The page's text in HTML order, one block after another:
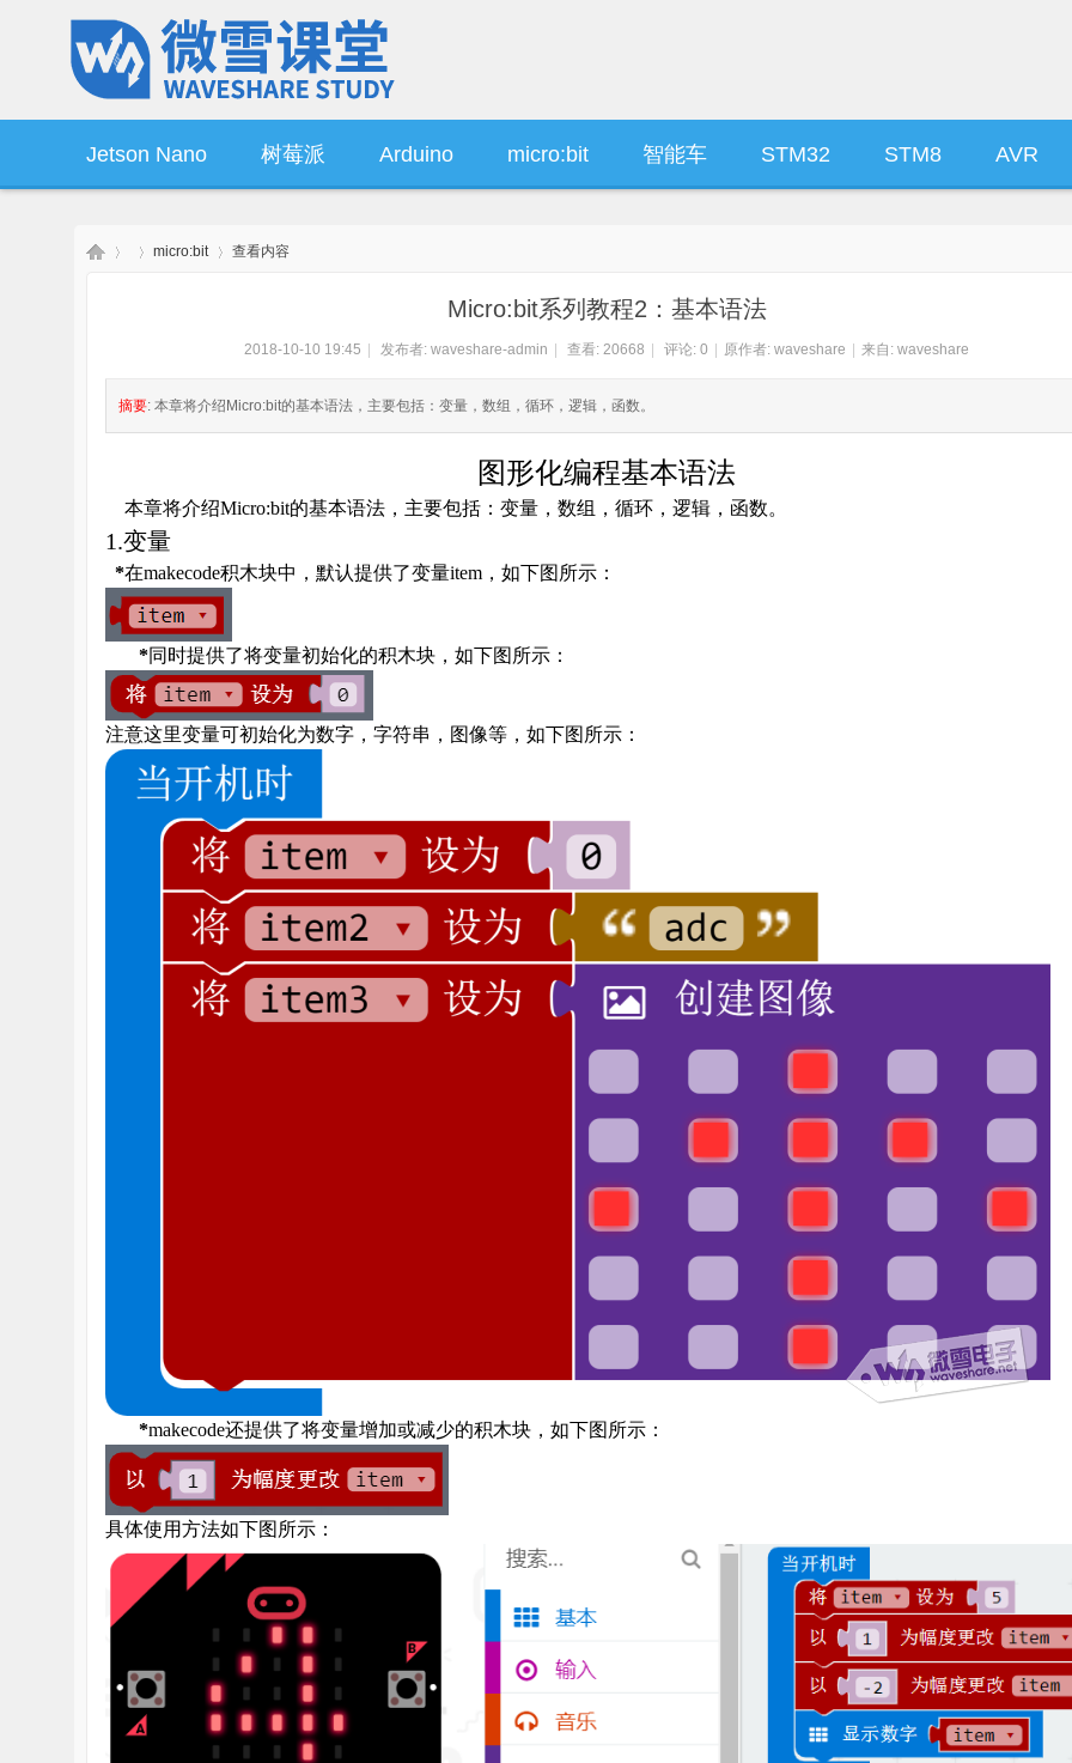
Jetson Nano 树莓派 Arduino micro:bit 智能车 STM32 STM8 AVR
micro:bit 查看内容
Micro:bit系列教程2：基本语法
2018-10-10 19:45 发布者: waveshare-admin 查看: 20668 评论: 0 原作者: waveshare 来自: waveshare
摘要: 本章将介绍Micro:bit的基本语法，主要包括：变量，数组，循环，逻辑，函数。
图形化编程基本语法
本章将介绍Micro:bit的基本语法，主要包括：变量，数组，循环，逻辑，函数。
1.变量
*在makecode积木块中，默认提供了变量item ，如下图所示：
*同时提供了将变量初始化的积木块，如下图所示：
注意这里变量可初始化为数字，字符串，图像等，如下图所示：
*makecode还提供了将变量增加或减少的积木块，如下图所示：
具体使用方法如下图所示：